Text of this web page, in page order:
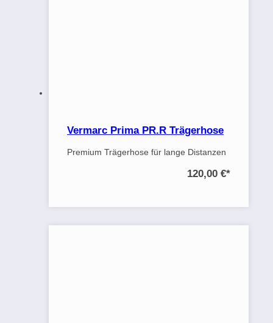
Vermarc Prima PR.R Trägerhose
Premium Trägerhose für lange Distanzen
120,00 €*